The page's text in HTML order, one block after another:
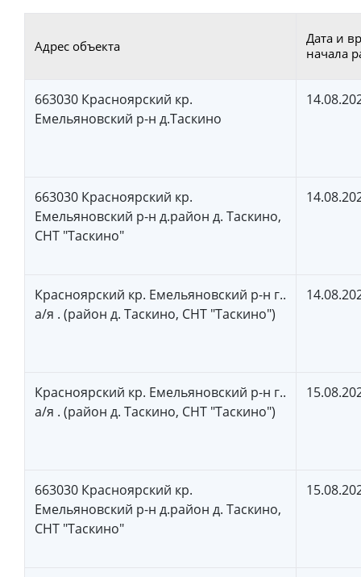
Адрес объекта
Дата и
начала
663030 Красноярский кр.
Емельяновский р-н д.Таскино
663030 Красноярский кр.
Емельяновский р-н д.район д. Таскино,
СНТ "Таскино"
Красноярский кр. Емельяновский р-н г..
а/я . (район д. Таскино, СНТ "Таскино")
Красноярский кр. Емельяновский р-н г..
а/я . (район д. Таскино, СНТ "Таскино")
663030 Красноярский кр.
Емельяновский р-н д.район д. Таскино,
СНТ "Таскино"